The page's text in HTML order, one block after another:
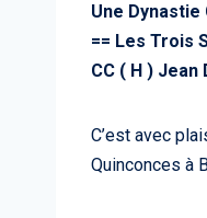
Une
== Les Trois
CC ( H ) Jean
C’est avec
Quinconces à